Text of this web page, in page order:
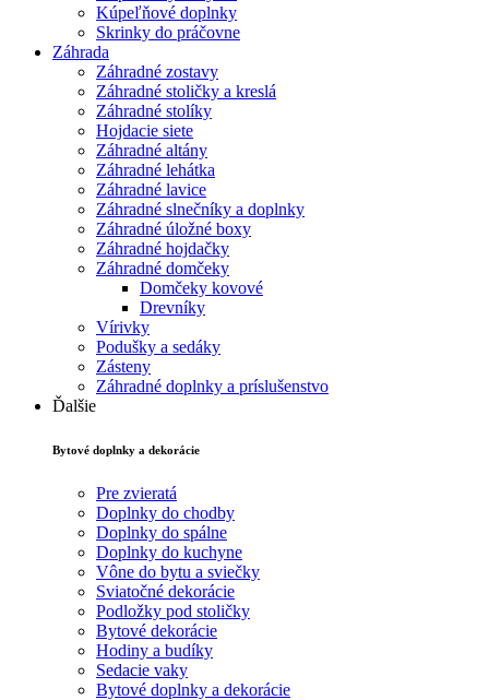
Kúpeľňové doplnky
Skrinky do práčovne
Záhrada
Záhradné zostavy
Záhradné stoličky a kreslá
Záhradné stolíky
Hojdacie siete
Záhradné altány
Záhradné lehátka
Záhradné lavice
Záhradné slnečníky a doplnky
Záhradné úložné boxy
Záhradné hojdačky
Záhradné domčeky
Domčeky kovové
Drevníky
Vírivky
Podušky a sedáky
Zásteny
Záhradné doplnky a príslušenstvo
Ďalšie
Bytové doplnky a dekorácie
Pre zvieratá
Doplnky do chodby
Doplnky do spálne
Doplnky do kuchyne
Vône do bytu a sviečky
Sviatočné dekorácie
Podložky pod stoličky
Bytové dekorácie
Hodiny a budíky
Sedacie vaky
Bytové doplnky a dekorácie